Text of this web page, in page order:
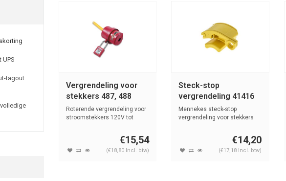
UPS
tagout
Vergrendeling voor
stekkers 487, 488
Roterende vergrendeling voor
stroomstekkers 120V tot
€15,54
(€18,80 Incl. btw)
Steck-stop
vergrendeling 41416
Mennekes steck-stop
vergrendeling voor stekkers
€14,20
(€17,18 Incl. btw)